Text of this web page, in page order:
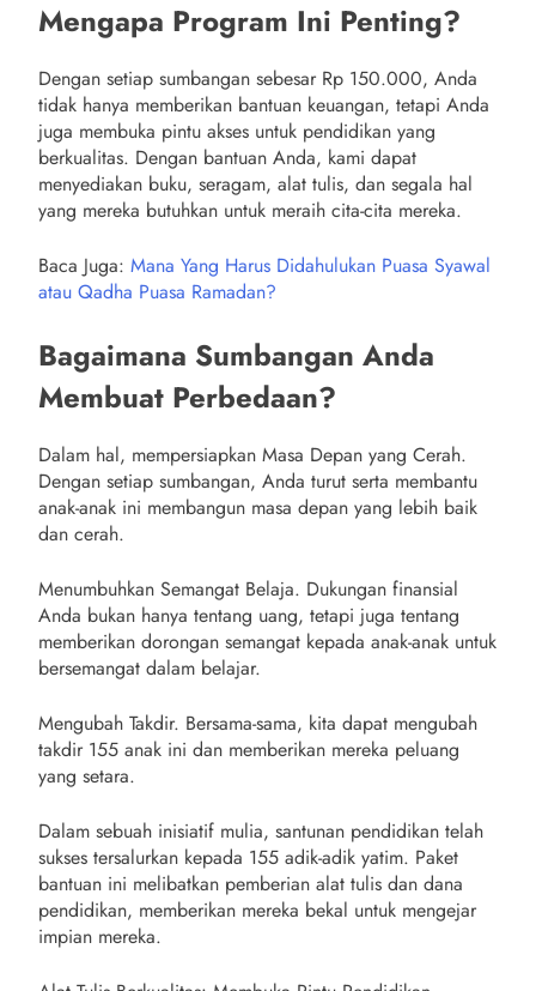
Mengapa Program Ini Penting?
Dengan setiap sumbangan sebesar Rp 150.000, Anda
tidak hanya memberikan bantuan keuangan, tetapi Anda
juga membuka pintu akses untuk pendidikan yang
berkualitas. Dengan bantuan Anda, kami dapat
menyediakan buku, seragam, alat tulis, dan segala hal
yang mereka butuhkan untuk meraih cita-cita mereka.
Baca Juga: Mana Yang Harus Didahulukan Puasa Syawal
atau Qadha Puasa Ramadan?
Bagaimana Sumbangan Anda
Membuat Perbedaan?
Dalam hal, mempersiapkan Masa Depan yang Cerah.
Dengan setiap sumbangan, Anda turut serta membantu
anak-anak ini membangun masa depan yang lebih baik
dan cerah.
Menumbuhkan Semangat Belaja. Dukungan finansial
Anda bukan hanya tentang uang, tetapi juga tentang
memberikan dorongan semangat kepada anak-anak untuk
bersemangat dalam belajar.
Mengubah Takdir. Bersama-sama, kita dapat mengubah
takdir 155 anak ini dan memberikan mereka peluang
yang setara.
Dalam sebuah inisiatif mulia, santunan pendidikan telah
sukses tersalurkan kepada 155 adik-adik yatim. Paket
bantuan ini melibatkan pemberian alat tulis dan dana
pendidikan, memberikan mereka bekal untuk mengejar
impian mereka.